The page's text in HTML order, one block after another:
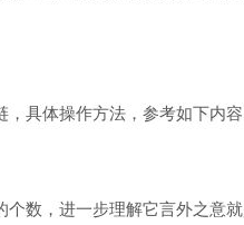
具体操作方法，参考如下内容
数，进一步理解它言外之意